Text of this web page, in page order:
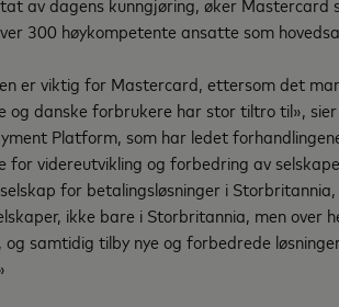
300 høykompetente ansatte som
er viktig for Mastercard, ettersom det
og danske forbrukere har stor tiltro til», sier
Platform, som har ledet
videreutvikling og forbedring av
for betalingsløsninger i
ikke bare i Storbritannia, men over
og samtidig tilby nye og forbedrede